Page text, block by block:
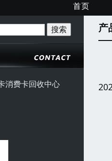
首页
消费卡回收中心
产